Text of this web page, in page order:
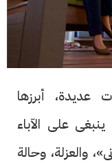
عديدة، أبرزها
ينبغى على الآباء
والعزلة، وحالة